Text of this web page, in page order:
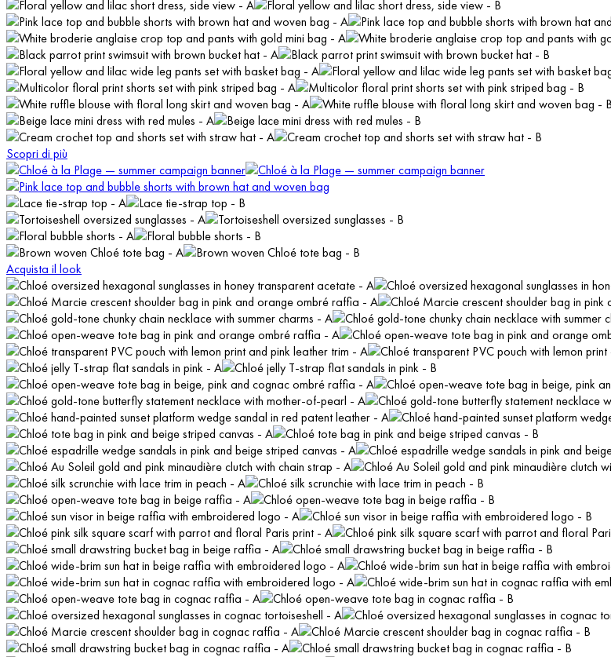
Scopri di più
Acquista il look